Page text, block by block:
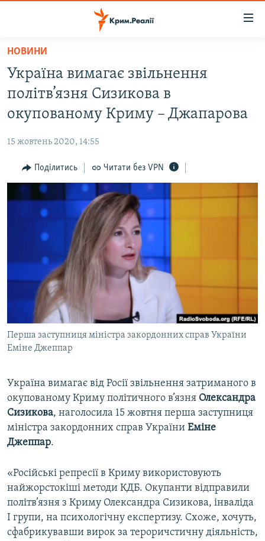
Перейти
основного
матеріалу
до
основної
Перейти
до
пошуку
ВОДА.КРИМ
БЛОГИ
ПОГЛЯД
ІНТЕРВ'Ю
ВСЕ ЗА ДЕНЬ
СПЕЦПРОЕКТИ
ДЕПОРТАЦІЯ
ВІДЕОУРОКИ «ELIFBE»
СВІДЧЕННЯ ОКУПАЦІЇ
УКРАЇНСЬКА ПРОБЛЕМА КРИМУ
ІНФОГРАФІКА
ЯК ОБІЙТИ БЛОКУВАННЯ
Русский
Qırımtatar
ДОЛУЧАЙСЯ!
Усі сайти RFE/RL
НОВИНИ
Україна вимагає звільнення
політв’язня Сизикова в
окупованому Криму – Джапарова
15 жовтень 2020, 14:55
Поділитись Читати без VPN
Перша заступниця міністра закордонних справ України
Еміне Джеппар
Україна вимагає від Росії звільнення затриманого в
окупованому Криму політичного в’язня Олександра
Сизикова, наголосила 15 жовтня перша заступниця
міністра закордонних справ України Еміне
Джеппар.
«Російські репресії в Криму використовують
найжорстокіші методи КДБ. Окупанти відправили
політв’язня з Криму Олександра Сизикова, інваліда
І групи, на психологічну експертизу. Схоже, хочуть,
сфабрикувавши вирок за тероричстичну діяльність,